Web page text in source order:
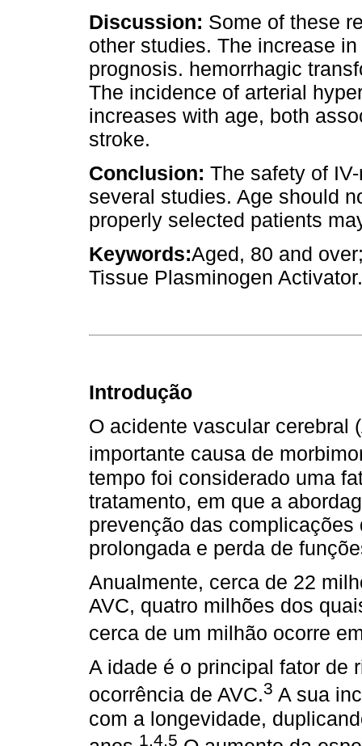
Discussion: Some of these
other studies. The increase
prognosis. hemorrhagic
The incidence of arterial
increases with age, both
stroke.
Conclusion: The safety of
several studies. Age should
properly selected patients
Keywords:Aged, 80 and
Tissue Plasminogen Activator.
Introdução
O acidente vascular cerebral
importante causa de
tempo foi considerado uma
tratamento, em que a
prevenção das
prolongada e perda de
Anualmente, cerca de 22
AVC, quatro milhões dos
cerca de um milhão ocorre
A idade é o principal fator de
ocorrência de AVC.3 A sua
com a longevidade,
1,4,5